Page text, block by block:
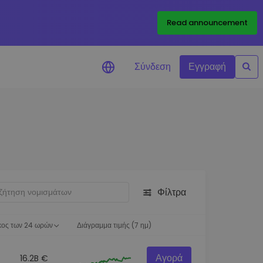
Read announcement
Σύνδεση Εγγραφή
Φίλτρα
των 24 ωρών Διάγραμμα τιμής (7 ημ)
16.2B € Αγορά